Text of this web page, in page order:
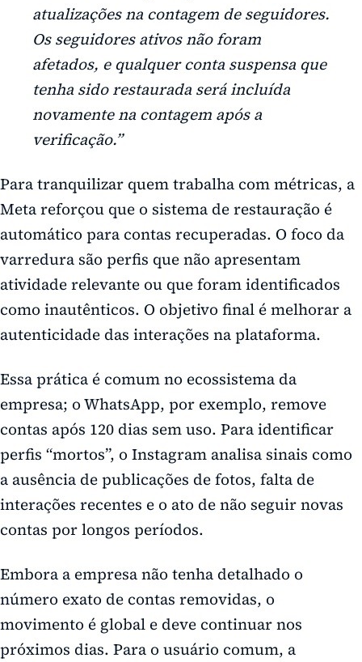
atualizações na contagem de seguidores.
Os seguidores ativos não foram
afetados, e qualquer conta suspensa que
tenha sido restaurada será incluída
novamente na contagem após a
verificação.”
Para tranquilizar quem trabalha com métricas, a
Meta reforçou que o sistema de restauração é
automático para contas recuperadas. O foco da
varredura são perfis que não apresentam
atividade relevante ou que foram identificados
como inautênticos. O objetivo final é melhorar a
autenticidade das interações na plataforma.
Essa prática é comum no ecossistema da
empresa; oWhatsApp, por exemplo, remove
contas após 120 dias sem uso. Para identificar
perfis “mortos”, o Instagram analisa sinais como
a ausência de publicações de fotos, falta de
interações recentes e o ato de não seguir novas
contas por longos períodos.
Embora a empresa não tenha detalhado o
número exato de contas removidas, o
movimento é global e deve continuar nos
próximos dias. Para o usuário comum, a